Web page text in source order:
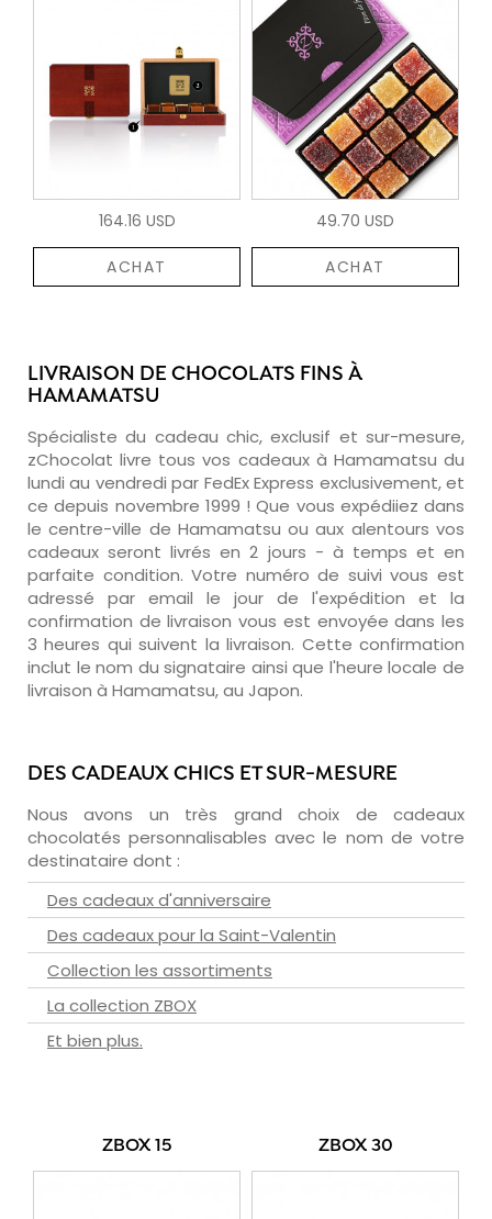
164.16 USD
ACHAT
49.70 USD
ACHAT
LIVRAISON DE CHOCOLATS FINS À
HAMAMATSU
Spécialiste du cadeau chic, exclusif et sur-mesure,
zChocolat livre tous vos cadeaux à Hamamatsu du
lundi au vendredi par FedEx Express exclusivement, et
ce depuis novembre 1999 ! Que vous expédiiez dans
le centre-ville de Hamamatsu ou aux alentours vos
cadeaux seront livrés en 2 jours - à temps et en
parfaite condition. Votre numéro de suivi vous est
adressé par email le jour de l'expédition et la
confirmation de livraison vous est envoyée dans les
3 heures qui suivent la livraison. Cette confirmation
inclut le nom du signataire ainsi que l'heure locale de
livraison à Hamamatsu, au Japon.
DES CADEAUX CHICS ET SUR-MESURE
Nous avons un très grand choix de cadeaux
chocolatés personnalisables avec le nom de votre
destinataire dont :
Des cadeaux d'anniversaire
Des cadeaux pour la Saint-Valentin
Collection les assortiments
La collection ZBOX
Et bien plus.
ZBOX 15 ZBOX 30